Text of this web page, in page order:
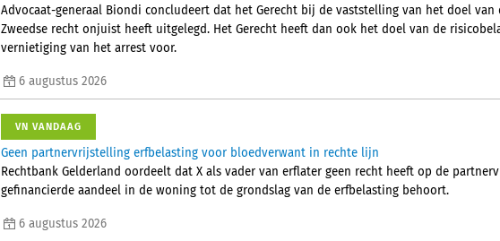
Advocaat-generaal Biondi concludeert dat het Gerecht bij de vaststelling van het doel
Zweedse recht onjuist heeft uitgelegd. Het Gerecht heeft dan ook het doel van de
vernietiging van het arrest voor.
6 augustus 2026
VN VANDAAG
Geen partnervrijstelling erfbelasting voor bloedverwant in rechte lijn
Rechtbank Gelderland oordeelt dat X als vader van erflater geen recht heeft op de
gefinancierde aandeel in de woning tot de grondslag van de erfbelasting behoort.
6 augustus 2026